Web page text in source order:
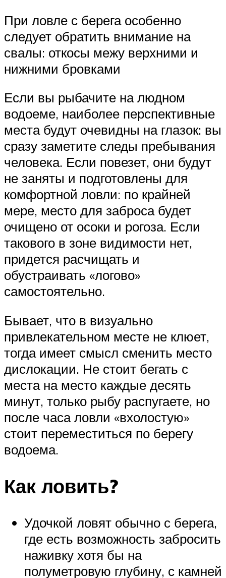
При ловле с берега особенно
следует обратить внимание на
свалы: откосы межу верхними и
нижними бровками
Если вы рыбачите на людном
водоеме, наиболее перспективные
места будут очевидны на глазок: вы
сразу заметите следы пребывания
человека. Если повезет, они будут
не заняты и подготовлены для
комфортной ловли: по крайней
мере, место для заброса будет
очищено от осоки и рогоза. Если
такового в зоне видимости нет,
придется расчищать и
обустраивать «логово»
самостоятельно.
Бывает, что в визуально
привлекательном месте не клюет,
тогда имеет смысл сменить место
дислокации. Не стоит бегать с
места на место каждые десять
минут, только рыбу распугаете, но
после часа ловли «вхолостую»
стоит переместиться по берегу
водоема.
Как ловить?
Удочкой ловят обычно с берега,
где есть возможность забросить
наживку хотя бы на
полуметровую глубину, с камней